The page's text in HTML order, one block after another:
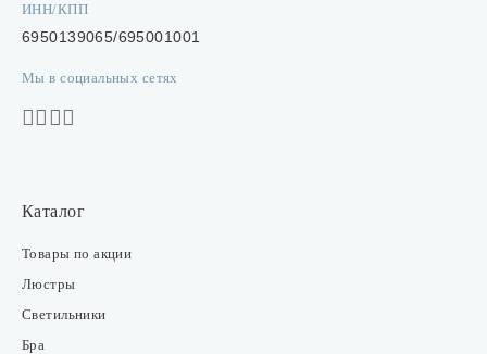
ИНН/КПП
6950139065/695001001
Мы в социальных сетях
Каталог
Товары по акции
Люстры
Светильники
Бра